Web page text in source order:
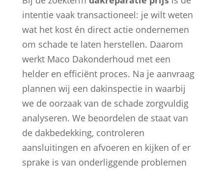
intentie vaak transactioneel: je wilt weten
wat het kost én direct actie ondernemen
om schade te laten herstellen. Daarom
werkt Maco Dakonderhoud met een
helder en efficiënt proces. Na je aanvraag
plannen wij een dakinspectie in waarbij
we de oorzaak van de schade zorgvuldig
analyseren. We beoordelen de staat van
de dakbedekking, controleren
aansluitingen en afvoeren en kijken of er
sprake is van onderliggende problemen